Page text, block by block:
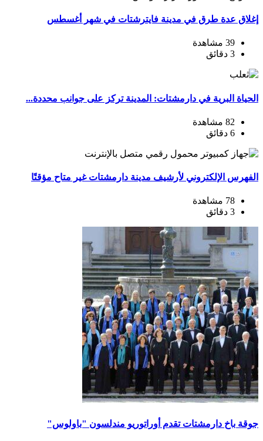
إغلاق عدة طرق في مدينة فايترشتات في شهر أغسطس
39 مشاهدة
3 دقائق
الحياة البرية في دارمشتات: المدينة تركز على جوانب محددة...
82 مشاهدة
6 دقائق
الفهرس الإلكتروني لأرشيف مدينة دارمشتات غير متاح مؤقتًا
78 مشاهدة
3 دقائق
جوقة باخ دارمشتات تقدم أوراتوريو مندلسون "باولوس"